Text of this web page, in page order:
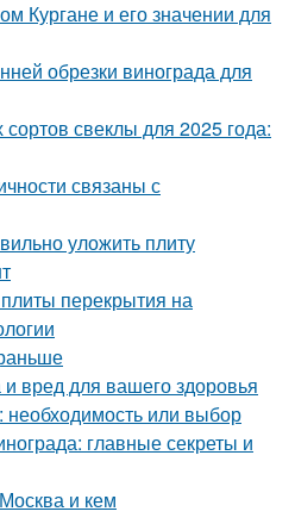
Кургане и его значении для
обрезки винограда для
свеклы для 2025 года:
связаны с
уложить плиту
перекрытия на
вред для вашего здоровья
необходимость или выбор
главные секреты и
и кем